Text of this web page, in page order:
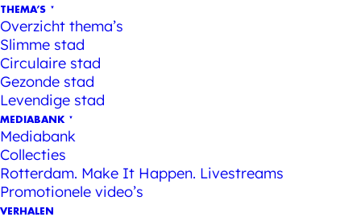
THEMA’S
Overzicht thema’s
Slimme stad
Circulaire stad
Gezonde stad
Levendige stad
MEDIABANK
Mediabank
Collecties
Rotterdam. Make It Happen. Livestreams
Promotionele video’s
VERHALEN